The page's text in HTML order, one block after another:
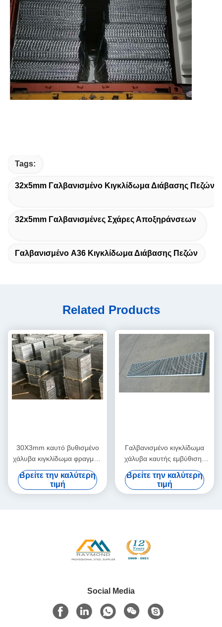
Tags:
32x5mm Γαλβανισμένο Κιγκλίδωμα Διάβασης Πεζών
32x5mm Γαλβανισμένες Σχάρες Αποξηράνσεων
Γαλβανισμένο A36 Κιγκλίδωμα Διάβασης Πεζών
Related Products
30X3mm καυτό βυθισμένο
χάλυβα κιγκλίδωμα φραγμών
χάλυβα κιγκλιδωμάτων
γαλβανισμένο επιτροπές
Βρείτε την καλύτερη
τιμή
Γαλβανισμένο κιγκλίδωμα
χάλυβα καυτής εμβύθισης
επιτροπών κιγκλιδωμάτων
χάλυβα σχαρών γεφυρών
μετάλλων ΜΒ T13912
Βρείτε την καλύτερη
τιμή
Social Media